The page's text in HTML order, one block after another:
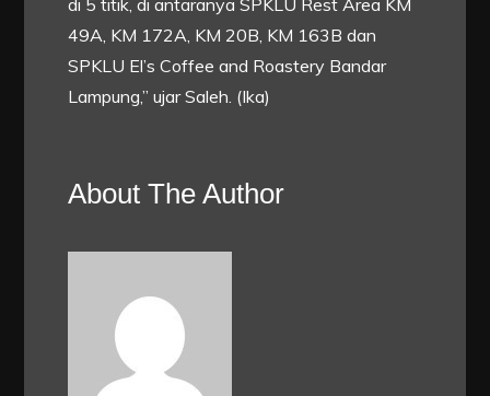
49A, KM 172A, KM 20B, KM 163B dan
SPKLU El’s Coffee and Roastery Bandar
Lampung,” ujar Saleh. (Ika)
About The Author